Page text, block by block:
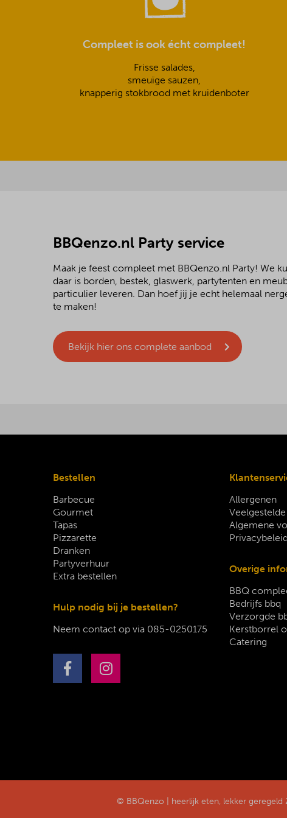
Compleet is ook écht compleet!
Frisse salades,
smeuïge sauzen,
knapperig stokbrood met kruidenboter
BBQenzo.nl Party service
Maak je feest compleet met BBQenzo.nl Party! We
daar is borden, bestek, glaswerk, partytenten en
particulier leveren. Dan hoef jij je echt helemaal
te maken!
Bekijk hier ons complete aanbod
Bestellen
Barbecue
Gourmet
Tapas
Pizzarette
Dranken
Partyverhuur
Extra bestellen
Hulp nodig bij je bestellen?
Neem contact op via 085-0250175
Allergenen
Algemene
Privacybeleid
Overige
BBQ
Bedrijfs bbq
Verzorgde
Kerstborrel
Catering
© BBQenzo | heerlijk eten, lekker geregeld